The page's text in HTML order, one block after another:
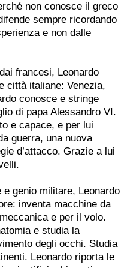
non conosce il greco
sempre ricordando
e non dalle
francesi, Leonardo
città italiane: Venezia,
conosce e stringe
di papa Alessandro VI.
e capace, e per lui
guerra, una nuova
d’attacco. Grazie a lui
genio militare, Leonardo
inventa macchine da
e per il volo.
e studia la
degli occhi. Studia
Leonardo riporta le